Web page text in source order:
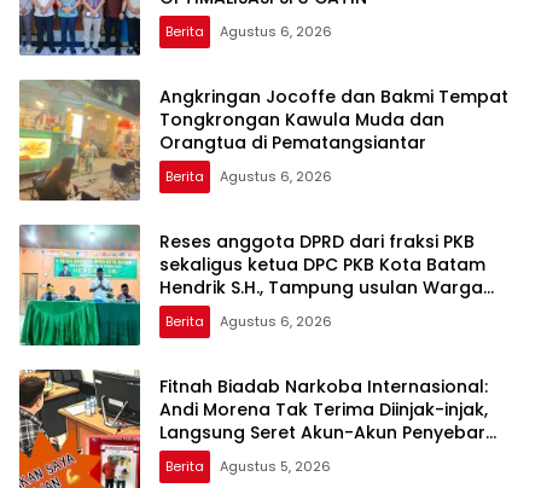
Berita Agustus 6, 2026
Angkringan Jocoffe dan Bakmi Tempat
Tongkrongan Kawula Muda dan
Orangtua di Pematangsiantar
Berita Agustus 6, 2026
Reses anggota DPRD dari fraksi PKB
sekaligus ketua DPC PKB Kota Batam
Hendrik S.H., Tampung usulan Warga
Patam Indah Minta Jalan, Ambulans, dan
Sarana Olahraga
Berita Agustus 6, 2026
Fitnah Biadab Narkoba Internasional:
Andi Morena Tak Terima Diinjak-injak,
Langsung Seret Akun-Akun Penyebar
Hoaks ke Polda Kepri!
Berita Agustus 5, 2026